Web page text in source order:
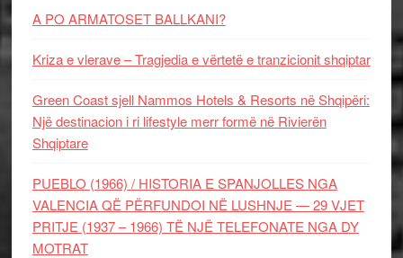
A PO ARMATOSET BALLKANI?
Kriza e vlerave – Tragjedia e vërtetë e tranzicionit shqiptar
Green Coast sjell Nammos Hotels & Resorts në Shqipëri:
Një destinacion i ri lifestyle merr formë në Rivierën
Shqiptare
PUEBLO (1966) / HISTORIA E SPANJOLLES NGA
VALENCIA QË PËRFUNDOI NË LUSHNJE — 29 VJET
PRITJE (1937 – 1966) TË NJË TELEFONATE NGA DY
MOTRAT